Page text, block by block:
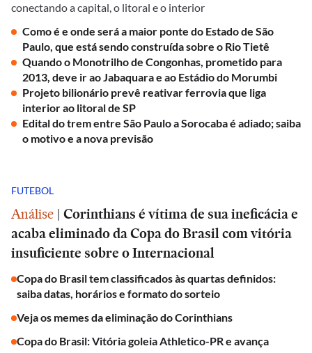
conectando a capital, o litoral e o interior
Como é e onde será a maior ponte do Estado de São
Paulo, que está sendo construída sobre o Rio Tietê
Quando o Monotrilho de Congonhas, prometido para
2013, deve ir ao Jabaquara e ao Estádio do Morumbi
Projeto bilionário prevê reativar ferrovia que liga
interior ao litoral de SP
Edital do trem entre São Paulo a Sorocaba é adiado; saiba
o motivo e a nova previsão
FUTEBOL
Análise | Corinthians é vítima de sua ineficácia e
acaba eliminado da Copa do Brasil com vitória
insuficiente sobre o Internacional
Copa do Brasil tem classificados às quartas definidos:
saiba datas, horários e formato do sorteio
Veja os memes da eliminação do Corinthians
Copa do Brasil: Vitória goleia Athletico-PR e avança